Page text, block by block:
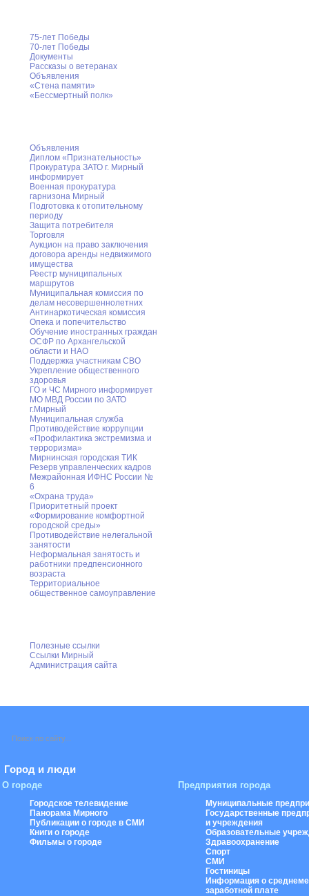
75-лет Победы
70-лет Победы
Документы
Рассказы о ветеранах
Объявления
«Стена памяти»
«Бессмертный полк»
Объявления
Диплом «Признательность»
Прокуратура ЗАТО г. Мирный
информирует
Военная прокуратура
гарнизона Мирный
Подготовка к отопительному
периоду
Защита потребителя
Торговля
Аукцион на право заключения
договора аренды недвижимого
имущества
Реестр муниципальных
маршрутов
Муниципальная комиссия по
делам несовершеннолетних
Антинаркотическая комиссия
Опека и попечительство
Обучение иностранных граждан
ОСФР по Архангельской
области и НАО
Поддержка участникам СВО
Укрепление общественного
здоровья
ГО и ЧС Мирного информирует
МО МВД России по ЗАТО
г.Мирный
Муниципальная cлужба
Противодействие коррупции
«Профилактика экстремизма и
терроризма»
Мирнинская городская ТИК
Резерв управленческих кадров
Межрайонная ИФНС России №
6
«Охрана труда»
Приоритетный проект
«Формирование комфортной
городской среды»
Противодействие нелегальной
занятости
Неформальная занятость и
работники предпенсионного
возраста
Территориальное
общественное самоуправление
Полезные ссылки
Ссылки Мирный
Администрация сайта
Город и люди
О городе
Городское телевидение
Панорама Мирного
Публикации о городе в СМИ
Книги о городе
Фильмы о городе
Предприятия города
Муниципальные
Государственные
и учреждения
Образовательные
Здравоохранение
Спорт
СМИ
Гостиницы
Информация о
заработной плате